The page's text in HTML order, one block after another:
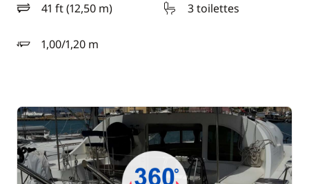
41 ft (12,50 m)
longueur 3 toilettes
1,00/1,20 m
tirant d'eau